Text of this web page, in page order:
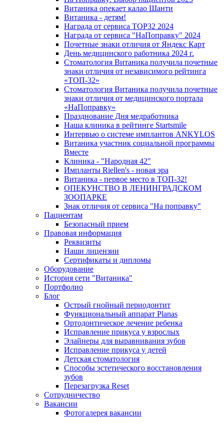
Витаника опекает калао Шанти
Витаника - детям!
Награда от сервиса TOP32 2024
Награда от сервиса "НаПоправку" 2024
Почетные знаки отличия от Яндекс Карт
День медицинского работника 2024 г.
Стоматология Витаника получила почетные
знаки отличия от независимого рейтинга
«ТОП-32»
Стоматология Витаника получила почетные
знаки отличия от медицинского портала
«НаПоправку»
Празднование Дня медработника
Наша клиника в рейтинге Startsmile
Интервью о системе имплантов ANKYLOS
Витаника участник социальной программы
Вместе
Клиника - "Народная 42"
Импланты Riellen's - новая эра
Витаника - первое место в ТОП-32!
ОПЕКУНСТВО В ЛЕНИНГРАДСКОМ
ЗООПАРКЕ
Знак отличия от сервиса "На поправку"
Пациентам
Безопасный прием
Правовая информация
Реквизиты
Наши лицензии
Сертификаты и дипломы
Оборудование
История сети "Витаника"
Портфолио
Блог
Острый гнойный периодонтит
Функциональный аппарат Planas
Ортодонтическое лечение ребенка
Исправление прикуса у взрослых
Элайнеры для выравнивания зубов
Исправление прикуса у детей
Детская стоматология
Способы эстетического восстановления
зубов
Перезагрузка Reset
Сотрудничество
Вакансии
Фотогалерея вакансии